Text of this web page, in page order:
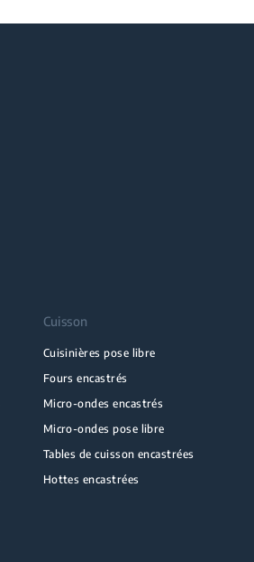
Cuisson
Cuisinières pose libre
Fours encastrés
Micro-ondes encastrés
Micro-ondes pose libre
Tables de cuisson encastrées
Hottes encastrées